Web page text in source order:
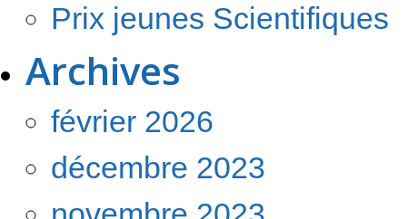
Prix jeunes Scientifiques
Archives
février 2026
décembre 2023